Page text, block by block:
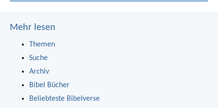
Mehr lesen
Themen
Suche
Archiv
Bibel Bücher
Beliebteste Bibelverse